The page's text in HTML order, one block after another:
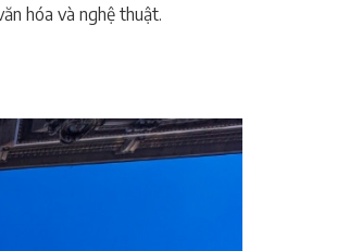
hóa và nghệ thuật.